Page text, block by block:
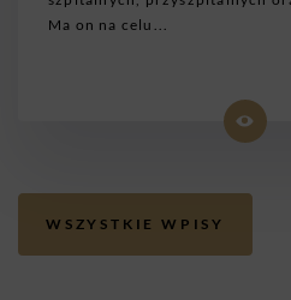
Ma on na celu...
WSZYSTKIE WPISY